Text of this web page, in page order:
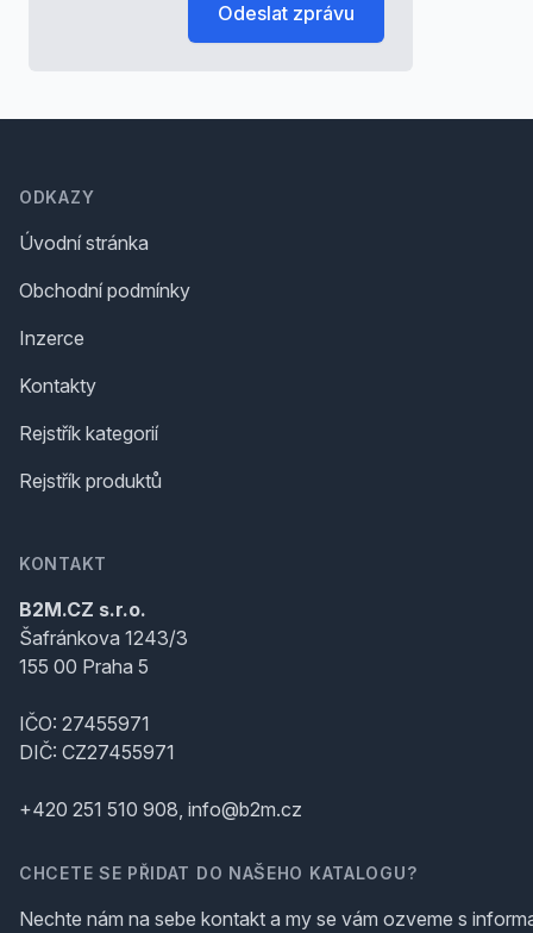
Odeslat zprávu
ODKAZY
Úvodní stránka
Obchodní podmínky
Inzerce
Kontakty
Rejstřík kategorií
Rejstřík produktů
KONTAKT
B2M.CZ s.r.o.
Šafránkova 1243/3
155 00 Praha 5
IČO: 27455971
DIČ: CZ27455971
+420 251 510 908, info@b2m.cz
CHCETE SE PŘIDAT DO NAŠEHO KATALOGU?
Nechte nám na sebe kontakt a my se vám ozveme s